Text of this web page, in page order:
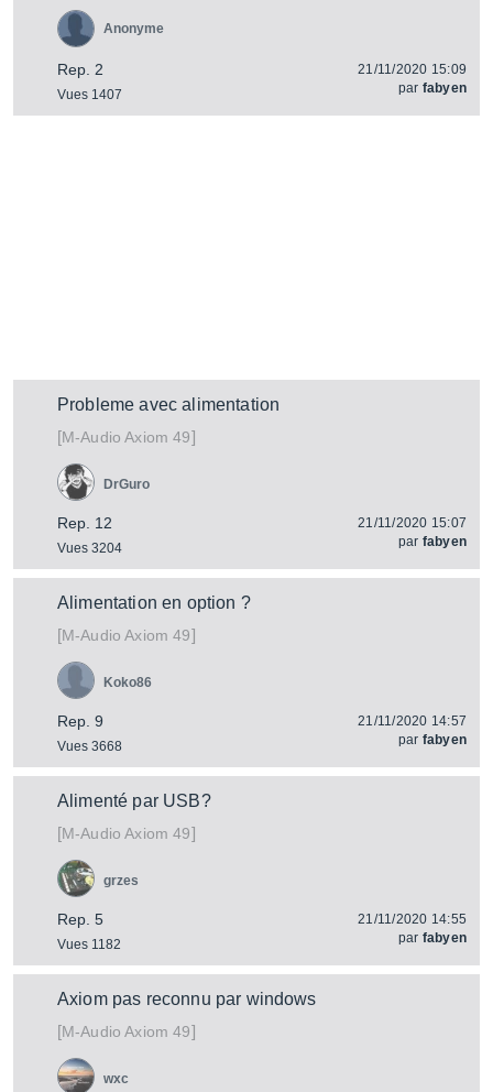
Rep. 2
Vues 1407
Anonyme
21/11/2020 15:09
par fabyen
Probleme avec alimentation
[M-Audio Axiom 49]
Rep. 12
Vues 3204
DrGuro
21/11/2020 15:07
par fabyen
Alimentation en option ?
[M-Audio Axiom 49]
Rep. 9
Vues 3668
Koko86
21/11/2020 14:57
par fabyen
Alimenté par USB?
[M-Audio Axiom 49]
Rep. 5
Vues 1182
grzes
21/11/2020 14:55
par fabyen
Axiom pas reconnu par windows
[M-Audio Axiom 49]
wxc